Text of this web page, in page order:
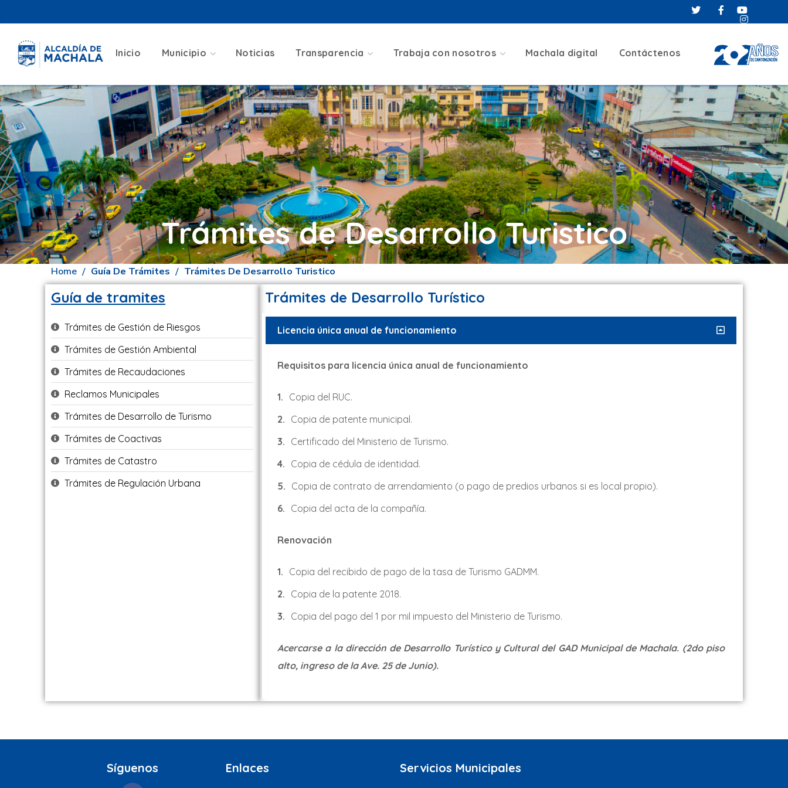
Inicio Municipio Noticias Transparencia Trabaja con nosotros Machala digital Contáctenos
Trámites de Desarrollo Turistico
Home Guía De Trámites Trámites De Desarrollo Turistico
Guía de tramites
Trámites de Gestión de Riesgos
Trámites de Gestión Ambiental
Trámites de Recaudaciones
Reclamos Municipales
Trámites de Desarrollo de Turismo
Trámites de Coactivas
Trámites de Catastro
Trámites de Regulación Urbana
Trámites de Desarrollo Turístico
Licencia única anual de funcionamiento
Requisitos para licencia única anual de funcionamiento
Copia del RUC.
Copia de patente municipal.
Certificado del Ministerio de Turismo.
Copia de cédula de identidad.
Copia de contrato de arrendamiento (o pago de predios urbanos si es local propio).
Copia del acta de la compañía.
Renovación
Copia del recibido de pago de la tasa de Turismo GADMM.
Copia de la patente 2018.
Copia del pago del 1 por mil impuesto del Ministerio de Turismo.
Acercarse a la dirección de Desarrollo Turístico y Cultural del GAD Municipal de Machala. (2do piso
alto, ingreso de la Ave. 25 de Junio).
Síguenos Enlaces Servicios Municipales